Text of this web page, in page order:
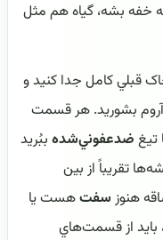
خفه بشه، گياه هم مثل
قبلي کامل جدا کنيد و
بشوريد. هر قسمت
تيغ ضدعفوني‌شده ببُريد
تقريباً از بين
هنوز سفتهست يا
بايد از قسمت‌هاي